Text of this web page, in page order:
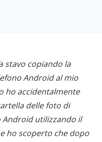
stavo copiando la
Android al mio
ho accidentalmente
delle foto di
Android utilizzando il
ho scoperto che dopo